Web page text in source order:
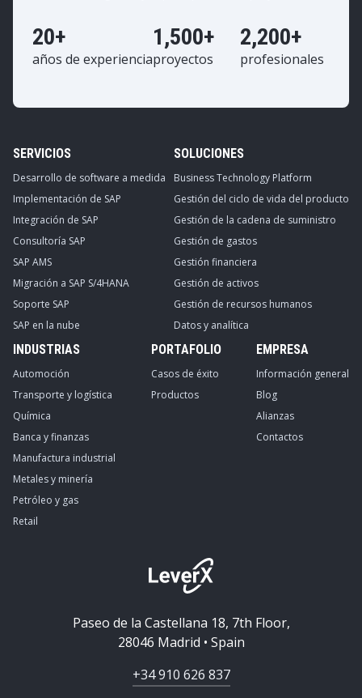
20+
años de experiencia
1,500+
proyectos
2,200+
profesionales
SERVICIOS
Desarrollo de software a medida
Implementación de SAP
Integración de SAP
Consultoría SAP
SAP AMS
Migración a SAP S/4HANA
Soporte SAP
SAP en la nube
SOLUCIONES
Business Technology Platform
Gestión del ciclo de vida del producto
Gestión de la cadena de suministro
Gestión de gastos
Gestión financiera
Gestión de activos
Gestión de recursos humanos
Datos y analítica
INDUSTRIAS
Automoción
Transporte y logística
Química
Banca y finanzas
Manufactura industrial
Metales y minería
Petróleo y gas
Retail
PORTAFOLIO
Casos de éxito
Productos
EMPRESA
Información general
Blog
Alianzas
Contactos
Paseo de la Castellana 18, 7th Floor,
28046 Madrid • Spain
+34 910 626 837